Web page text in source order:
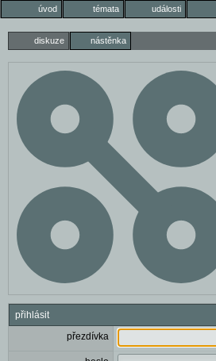
úvod témata události
diskuze nástěnka
přihlásit
přezdívka